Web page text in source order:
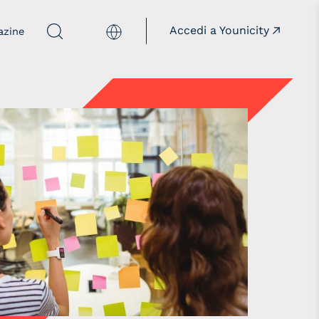
Insieme alle istituzioni
English Accedi a Younicity